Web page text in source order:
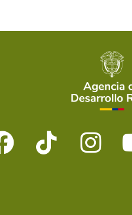
F
T
I